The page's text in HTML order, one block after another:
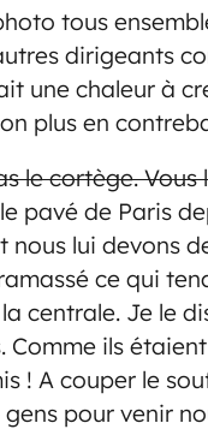
tous
dirigeants
une chaleur à
plus en
le cortège. Vous
pavé de Paris
nous lui devons
ce qui
centrale. Je le
Comme ils
! A couper le
gens pour venir